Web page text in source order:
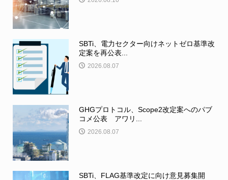
SBTi、電力セクター向けネットゼロ基準改
定案を再公表...
2026.08.07
GHGプロトコル、Scope2改定案へのパブ
コメ公表 アワリ...
2026.08.07
SBTi、FLAG基準改定に向け意見募集開